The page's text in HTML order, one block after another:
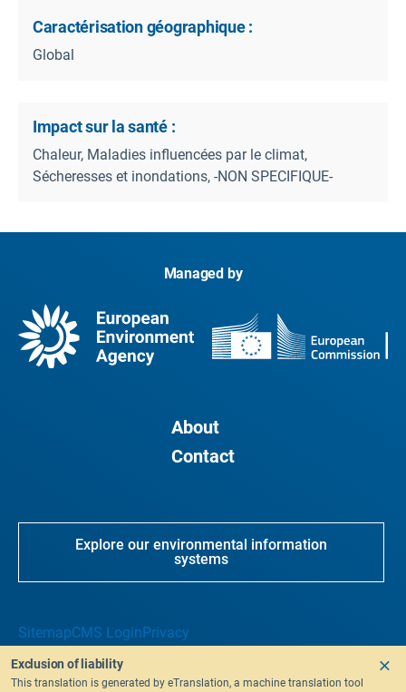
Caractérisation géographique :
Global
Impact sur la santé :
Chaleur, Maladies influencées par le climat,
Sécheresses et inondations, -NON SPECIFIQUE-
Managed by
About
Contact
Explore our environmental information
systems
SitemapCMS LoginPrivacy
Exclusion of liability
This translation is generated by eTranslation, a machine translation tool